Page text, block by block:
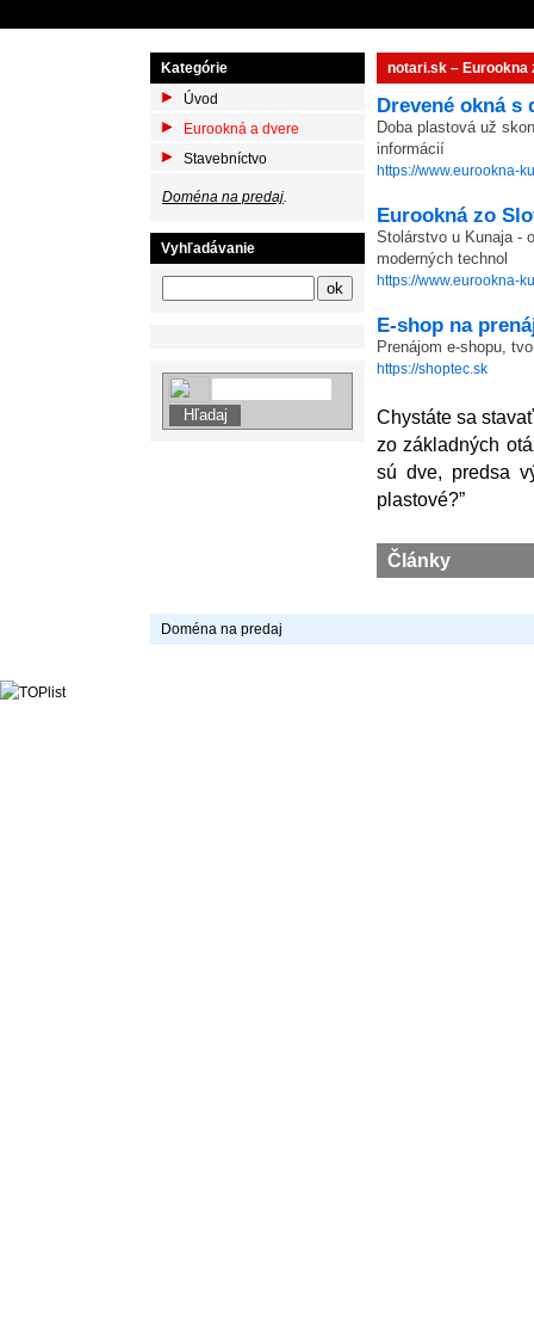
Kategórie
Úvod
Eurookná a dvere
Stavebníctvo
Doména na predaj.
Vyhľadávanie
notari.sk – Eurookna
Drevené okná
Doba plastová už
informácií
https://www.eurookna-
Eurookná zo
Stolárstvo u Kunaja -
moderných technol
https://www.eurookna-
E-shop na
Prenájom e-shopu,
https://shoptec.sk
Chystáte sa
zo základných
sú dve, predsa
plastové?”
Články
Doména na predaj